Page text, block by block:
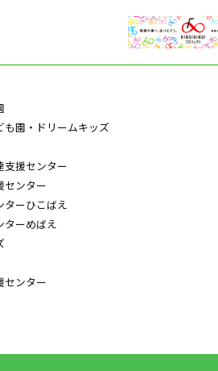
も園・ドリームキッズ
支援センター
センター
ターひこばえ
ターめばえ
センター